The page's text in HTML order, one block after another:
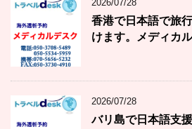
2026/07/28
香港で日本語で旅
けます。メディカ
2026/07/28
バリ島で日本語支